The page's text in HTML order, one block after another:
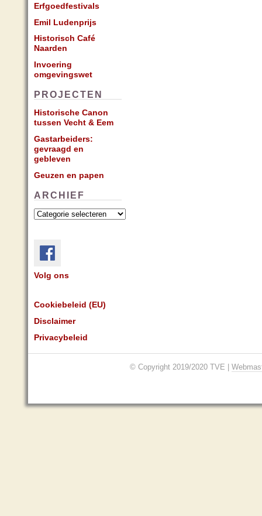
Erfgoedfestivals
Emil Ludenprijs
Historisch Café
Naarden
Invoering
omgevingswet
PROJECTEN
Historische Canon
tussen Vecht & Eem
Gastarbeiders:
gevraagd en
gebleven
Geuzen en papen
ARCHIEF
Archief
Volg ons
Cookiebeleid (EU)
Disclaimer
Privacybeleid
© Copyright 2019/2020 TVE |